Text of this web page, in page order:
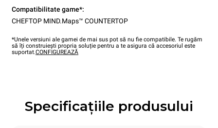
Compatibilitate game*:
CHEFTOP MIND.Maps™ COUNTERTOP
*Unele versiuni ale gamei de mai sus pot să nu fie compatibile. Te rugăm
să îți construiești propria soluție pentru a te asigura că accesoriul este
suportat.CONFIGUREAZĂ
Specificațiile produsului